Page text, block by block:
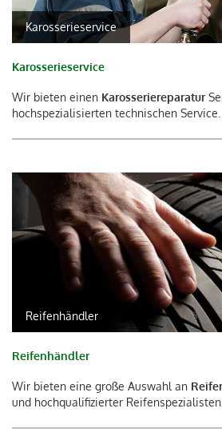
Karosserieservice
Karosserieservice
Wir bieten einen Karosseriereparatur
hochspezialisierten technischen Service.
Reifenhändler
Reifenhändler
Wir bieten eine große Auswahl an
und hochqualifizierter Reifenspezialisten.